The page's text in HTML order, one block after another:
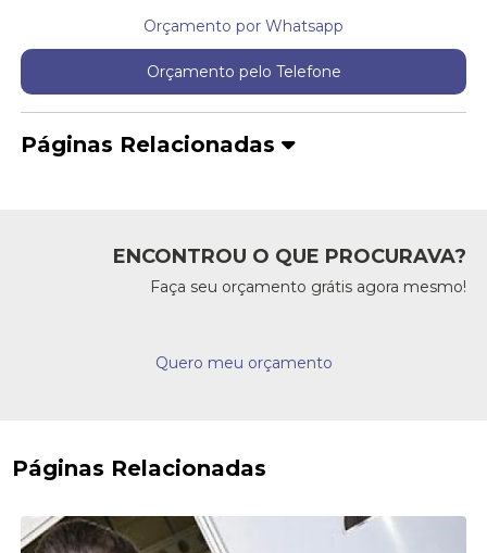
Orçamento por Whatsapp
Orçamento pelo Telefone
Páginas Relacionadas
ENCONTROU O QUE PROCURAVA?
Faça seu orçamento grátis agora mesmo!
Quero meu orçamento
Páginas Relacionadas